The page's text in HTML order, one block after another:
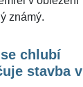
známý.
chlubí
stavba v